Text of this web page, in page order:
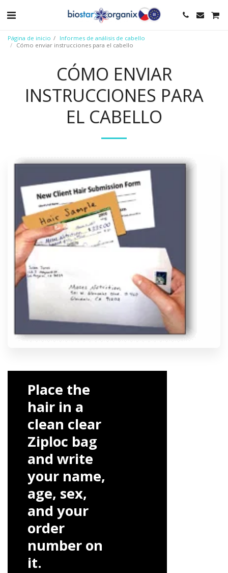
Página de inicio
Informes de análisis de cabello
Cómo enviar instrucciones para el cabello
CÓMO ENVIAR
INSTRUCCIONES PARA
EL CABELLO
Place the
hair in a
clean clear
Ziploc bag
and write
your name,
age, sex,
and your
order
number on
it.